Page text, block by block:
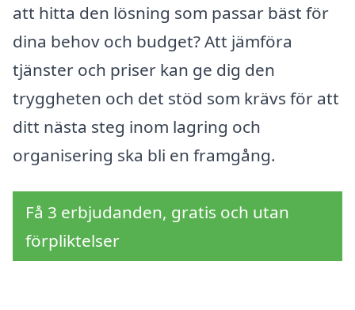
att hitta den lösning som passar bäst för
dina behov och budget? Att jämföra
tjänster och priser kan ge dig den
tryggheten och det stöd som krävs för att
ditt nästa steg inom lagring och
organisering ska bli en framgång.
Få 3 erbjudanden, gratis och utan
förpliktelser